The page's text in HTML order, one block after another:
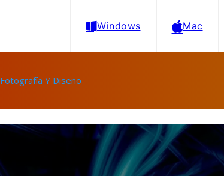
Windows Mac
Fotografía Y Diseño